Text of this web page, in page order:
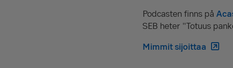
Podcasten finns på
SEB heter "Totuus
Mimmit sijoittaa